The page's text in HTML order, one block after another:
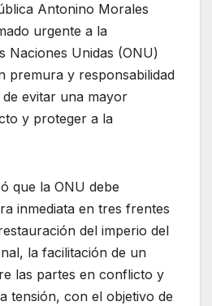
Antonino Morales
urgente a la
Naciones Unidas (ONU)
premura y responsabilidad
evitar una mayor
y proteger a la
que la ONU debe
inmediata en tres frentes
del imperio del
la facilitación de un
las partes en conflicto y
tensión, con el objetivo de